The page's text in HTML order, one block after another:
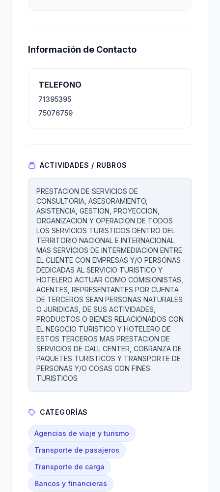
Información de Contacto
TELEFONO
71395395
75076759
ACTIVIDADES / RUBROS
PRESTACION DE SERVICIOS DE
CONSULTORIA, ASESORAMIENTO,
ASISTENCIA, GESTION, PROYECCION,
ORGANIZACION Y OPERACION DE TODOS
LOS SERVICIOS TURISTICOS DENTRO DEL
TERRITORIO NACIONAL E INTERNACIONAL
MAS SERVICIOS DE INTERMEDIACION ENTRE
EL CLIENTE CON EMPRESAS Y/O PERSONAS
DEDICADAS AL SERVICIO TURISTICO Y
HOTELERO ACTUAR COMO COMISIONISTAS,
AGENTES, REPRESENTANTES POR CUENTA
DE TERCEROS SEAN PERSONAS NATURALES
O JURIDICAS, DE SUS ACTIVIDADES,
PRODUCTOS O BIENES RELACIONADOS CON
EL NEGOCIO TURISTICO Y HOTELERO DE
ESTOS TERCEROS MAS PRESTACION DE
SERVICIOS DE CALL CENTER, COBRANZA DE
PAQUETES TURISTICOS Y TRANSPORTE DE
PERSONAS Y/O COSAS CON FINES
TURISTICOS
CATEGORÍAS
Agencias de viaje y turismo
Transporte de pasajeros
Transporte de carga
Bancos y financieras